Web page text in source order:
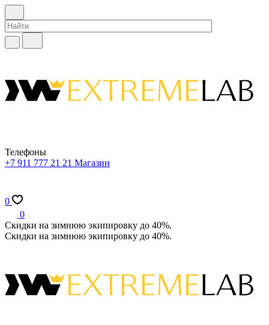
Телефоны
+7 911 777 21 21 Магазин
0
0
Скидки на зимнюю экипировку до 40%.
Скидки на зимнюю экипировку до 40%.